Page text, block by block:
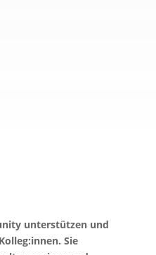
unterstützen und
Sie